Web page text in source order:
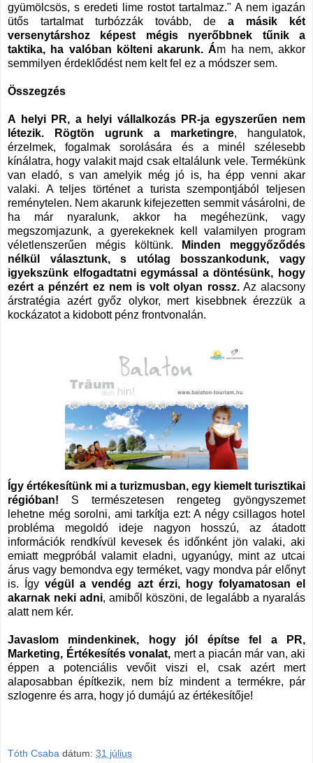
gyümölcsös, s eredeti lime rostot tartalmaz." A nem igazán
ütős tartalmat turbózzák tovább, de a másik két
versenytárshoz képest mégis nyerőbbnek tűnik a
taktika, ha valóban költeni akarunk. Ám ha nem, akkor
semmilyen érdeklődést nem kelt fel ez a módszer sem.
Összegzés
A helyi PR, a helyi vállalkozás PR-ja egyszerűen nem
létezik.
Rögtön ugrunk a marketingre, hangulatok,
érzelmek, fogalmak sorolására és a minél szélesebb
kínálatra, hogy valakit majd csak eltalálunk vele. Termékünk
van eladó, s van amelyik még jó is, ha épp venni akar
valaki. A teljes történet a turista szempontjából teljesen
reménytelen. Nem akarunk kifejezetten semmit vásárolni, de
ha már nyaralunk, akkor ha megéhezünk, vagy
megszomjazunk, a gyerekeknek kell valamilyen program
véletlenszerűen mégis költünk.
Minden meggyőződés
nélkül választunk, s utólag bosszankodunk, vagy
igyekszünk elfogadtatni egymással a döntésünk, hogy
ezért a pénzért ez nem is volt olyan rossz.Az alacsony
árstratégia azért győz olykor, mert kisebbnek érezzük a
kockázatot a kidobott pénz frontvonalán.
Így értékesítünk mi a turizmusban, egy kiemelt turisztikai
régióban! S természetesen rengeteg gyöngyszemet
lehetne még sorolni, ami tarkítja ezt: A négy csillagos hotel
probléma megoldó ideje nagyon hosszú, az átadott
információk rendkívül kevesek és időnként jön valaki, aki
emiatt megpróbál valamit eladni, ugyanúgy, mint az utcai
árus vagy bemondva egy terméket, vagy mondva pár előnyt
is. Ígyvégül a vendég azt érzi, hogy folyamatosan el
akarnak neki adni, amiből köszöni, de legalább a nyaralás
alatt nem kér.
Javaslom mindenkinek, hogy jól építse fel a PR,
Marketing, Értékesítés vonalat, mert a piacán már van, aki
éppen a potenciális vevőit viszi el, csak azért mert
alaposabban építkezik, nem bíz mindent a termékre, pár
szlogenre és arra, hogy jó dumájú az értékesítője!
Tóth Csaba dátum: 31 július